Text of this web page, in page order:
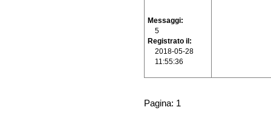
Messaggi
5
Registrato il
2018-05-28
11:55:36
Pagina: 1